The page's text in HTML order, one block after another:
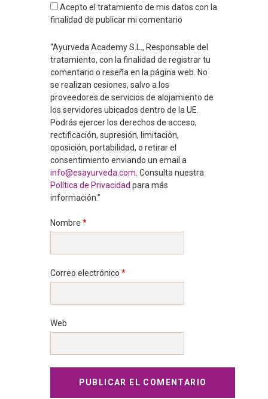
Acepto el tratamiento de mis datos con la
finalidad de publicar mi comentario
“Ayurveda Academy S.L., Responsable del
tratamiento, con la finalidad de registrar tu
comentario o reseña en la página web. No
se realizan cesiones, salvo a los
proveedores de servicios de alojamiento de
los servidores ubicados dentro de la UE.
Podrás ejercer los derechos de acceso,
rectificación, supresión, limitación,
oposición, portabilidad, o retirar el
consentimiento enviando un email a
info@esayurveda.com . Consulta nuestra
Política de Privacidad para más
información.”
Nombre *
Correo electrónico *
Web